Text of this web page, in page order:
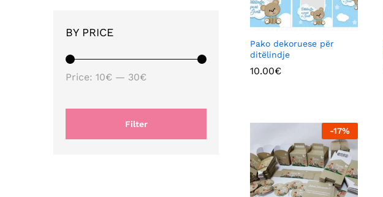
Pako dekoruese për
ditëlindje
10.00€
10.00€
-17%
BY PRICE
Filter
Price: 10€ — 30€